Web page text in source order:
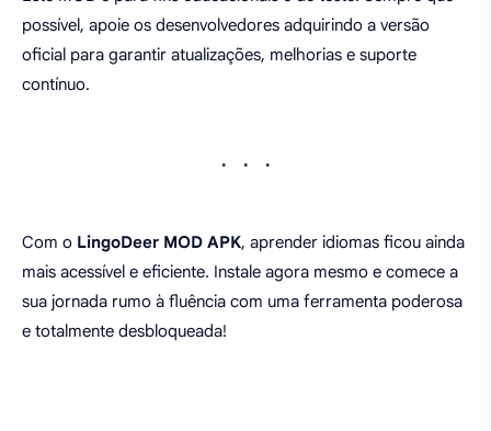
possível, apoie os desenvolvedores adquirindo a versão
oficial para garantir atualizações, melhorias e suporte
contínuo.
Com o LingoDeer MOD APK, aprender idiomas ficou ainda
mais acessível e eficiente. Instale agora mesmo e comece a
sua jornada rumo à fluência com uma ferramenta poderosa
e totalmente desbloqueada!